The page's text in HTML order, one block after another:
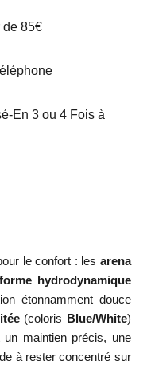
de 85€
En 3 ou 4 Fois à
le confort : les arena
forme hydrodynamique
étonnamment douce
(coloris Blue/White)
un maintien précis, une
à rester concentré sur